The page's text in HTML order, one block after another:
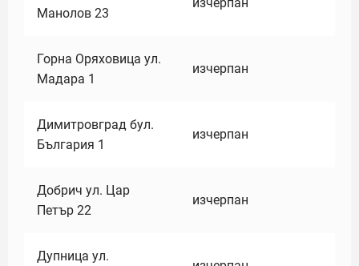
Манолов 23
Горна Оряховица ул.
Мадара 1
изчерпан
Димитровград бул.
България 1
изчерпан
Добрич ул. Цар
Петър 22
изчерпан
Дупница ул.